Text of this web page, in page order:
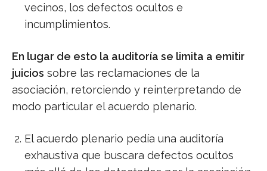
vecinos, los defectos ocultos e
incumplimientos.
En lugar de esto la auditoría se limita a emitir
juicios sobre las reclamaciones de la
asociación, retorciendo y reinterpretando de
modo particular el acuerdo plenario.
El acuerdo plenario pedía una auditoría
exhaustiva que buscara defectos ocultos